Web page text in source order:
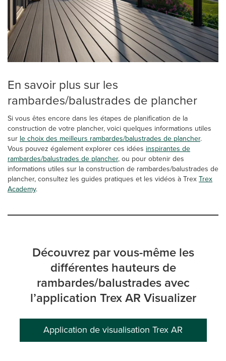
En savoir plus sur les
rambardes/balustrades de plancher
Si vous êtes encore dans les étapes de planification de la
construction de votre plancher, voici quelques informations utiles
sur le choix des meilleurs rambardes/balustrades de plancher.
Vous pouvez également explorer ces idées inspirantes de
rambardes/balustrades de plancher, ou pour obtenir des
informations utiles sur la construction de rambardes/balustrades de
plancher, consultez les guides pratiques et les vidéos à TrexTrex
Academy.
Découvrez par vous-même les
différentes hauteurs de
rambardes/balustrades avec
l’application Trex AR Visualizer
Application de visualisation Trex AR